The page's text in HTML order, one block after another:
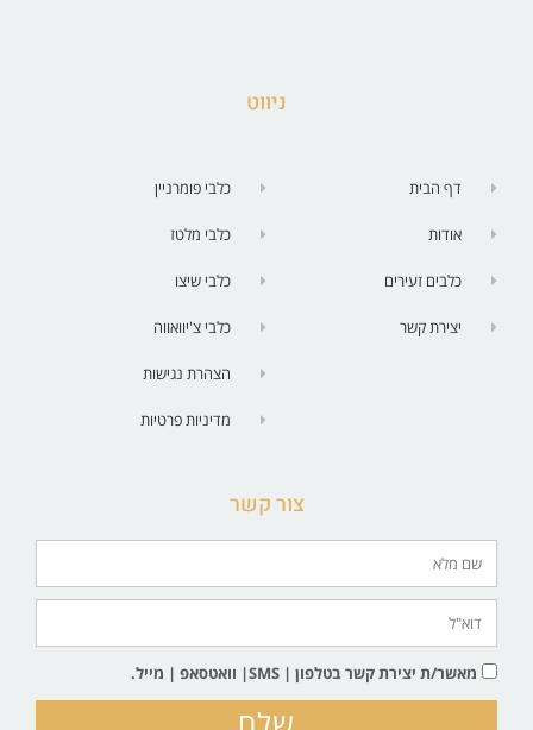
ניווט
דף הבית
אודות
כלבים זעירים
יצירת קשר
כלבי פומרניין
כלבי מלטז
כלבי שיצו
כלבי צ'יוואווה
הצהרת נגישות
מדיניות פרטיות
צור קשר
מאשר/ת יצירת קשר בטלפון | SMS| וואטסאפ | מייל.